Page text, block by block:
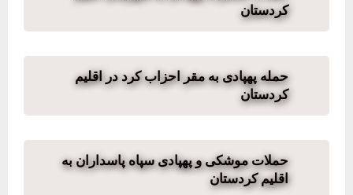
کردستان
حمله پهپادی به مقر احزاب کرد در اقلیم
کردستان
حملات موشکی و پهپادی سپاه پاسداران به
اقلیم کردستان